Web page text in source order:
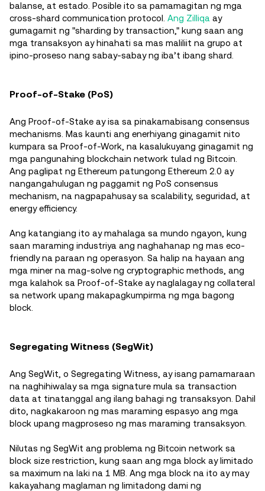
balanse, at estado. Posible ito sa pamamagitan ng mga
cross-shard communication protocol. Ang Zilliqa ay
gumagamit ng "sharding by transaction," kung saan ang
mga transaksyon ay hinahati sa mas maliliit na grupo at
ipino-proseso nang sabay-sabay ng iba’t ibang shard.
Proof-of-Stake (PoS)
Ang Proof-of-Stake ay isa sa pinakamabisang consensus
mechanisms. Mas kaunti ang enerhiyang ginagamit nito
kumpara sa Proof-of-Work, na kasalukuyang ginagamit ng
mga pangunahing blockchain network tulad ng Bitcoin.
Ang paglipat ng Ethereum patungong Ethereum 2.0 ay
nangangahulugan ng paggamit ng PoS consensus
mechanism, na nagpapahusay sa scalability, seguridad, at
energy efficiency.
Ang katangiang ito ay mahalaga sa mundo ngayon, kung
saan maraming industriya ang naghahanap ng mas eco-
friendly na paraan ng operasyon. Sa halip na hayaan ang
mga miner na mag-solve ng cryptographic methods, ang
mga kalahok sa Proof-of-Stake ay naglalagay ng collateral
sa network upang makapagkumpirma ng mga bagong
block.
Segregating Witness (SegWit)
Ang SegWit, o Segregating Witness, ay isang pamamaraan
na naghihiwalay sa mga signature mula sa transaction
data at tinatanggal ang ilang bahagi ng transaksyon. Dahil
dito, nagkakaroon ng mas maraming espasyo ang mga
block upang magproseso ng mas maraming transaksyon.
Nilutas ng SegWit ang problema ng Bitcoin network sa
block size restriction, kung saan ang mga block ay limitado
sa maximum na laki na 1 MB. Ang mga block na ito ay may
kakayahang maglaman ng limitadong dami ng